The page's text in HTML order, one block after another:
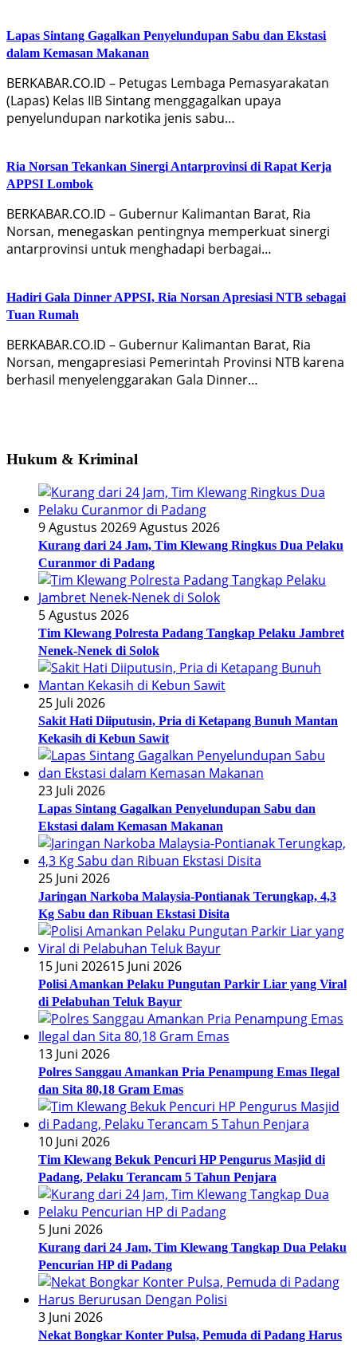
Lapas Sintang Gagalkan Penyelundupan Sabu dan Ekstasi
dalam Kemasan Makanan
BERKABAR.CO.ID – Petugas Lembaga Pemasyarakatan
(Lapas) Kelas IIB Sintang menggagalkan upaya
penyelundupan narkotika jenis sabu…
Ria Norsan Tekankan Sinergi Antarprovinsi di Rapat Kerja
APPSI Lombok
BERKABAR.CO.ID – Gubernur Kalimantan Barat, Ria
Norsan, menegaskan pentingnya memperkuat sinergi
antarprovinsi untuk menghadapi berbagai…
Hadiri Gala Dinner APPSI, Ria Norsan Apresiasi NTB sebagai
Tuan Rumah
BERKABAR.CO.ID – Gubernur Kalimantan Barat, Ria
Norsan, mengapresiasi Pemerintah Provinsi NTB karena
berhasil menyelenggarakan Gala Dinner…
Hukum & Kriminal
9 Agustus 20269 Agustus 2026
Kurang dari 24 Jam, Tim Klewang Ringkus Dua Pelaku
Curanmor di Padang
5 Agustus 2026
Tim Klewang Polresta Padang Tangkap Pelaku Jambret
Nenek-Nenek di Solok
25 Juli 2026
Sakit Hati Diiputusin, Pria di Ketapang Bunuh Mantan
Kekasih di Kebun Sawit
23 Juli 2026
Lapas Sintang Gagalkan Penyelundupan Sabu dan
Ekstasi dalam Kemasan Makanan
25 Juni 2026
Jaringan Narkoba Malaysia-Pontianak Terungkap, 4,3
Kg Sabu dan Ribuan Ekstasi Disita
15 Juni 202615 Juni 2026
Polisi Amankan Pelaku Pungutan Parkir Liar yang Viral
di Pelabuhan Teluk Bayur
13 Juni 2026
Polres Sanggau Amankan Pria Penampung Emas Ilegal
dan Sita 80,18 Gram Emas
10 Juni 2026
Tim Klewang Bekuk Pencuri HP Pengurus Masjid di
Padang, Pelaku Terancam 5 Tahun Penjara
5 Juni 2026
Kurang dari 24 Jam, Tim Klewang Tangkap Dua Pelaku
Pencurian HP di Padang
3 Juni 2026
Nekat Bongkar Konter Pulsa, Pemuda di Padang Harus